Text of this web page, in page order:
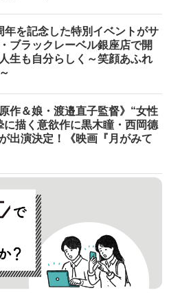
年を記念した特別イベントがサ
ブラックレーベル銀座店で開
生も自分らしく～笑顔あふれ
作＆娘・渡邉直子監督》“女性
に描く意欲作に黒木瞳・西岡德
出演決定！《映画『月がみて